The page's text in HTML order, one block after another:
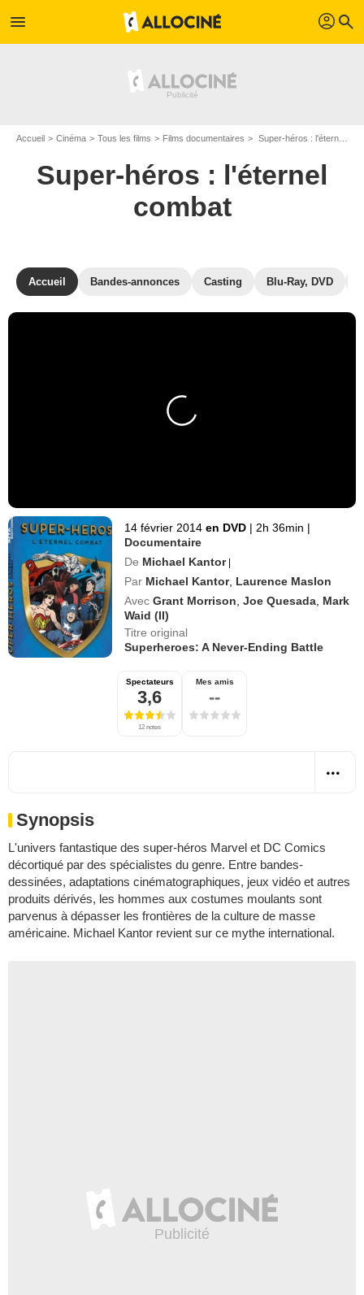
menu profil search
Accueil Cinéma Tous les films Films documentaires Super-héros : l'éternel combat de Michael Kantor
Super-héros : l'éternel
combat
Accueil Bandes-annonces Casting Blu-Ray, DVD
14 février 2014 en DVD | 2h 36min |
Documentaire
De Michael Kantor |
Par Michael Kantor, Laurence Maslon
Avec Grant Morrison ,Joe Quesada Mark
Waid (II)
Titre original
Superheroes: A Never-Ending Battle
Spectateurs
3,6
12 notes
Mes amis
--
Synopsis
L'univers fantastique des super-héros Marvel et DC Comics
décortiqué par des spécialistes du genre. Entre bandes-
dessinées, adaptations cinématographiques, jeux vidéo et autres
produits dérivés, les hommes aux costumes moulants sont
parvenus à dépasser les frontières de la culture de masse
américaine. Michael Kantor revient sur ce mythe international.